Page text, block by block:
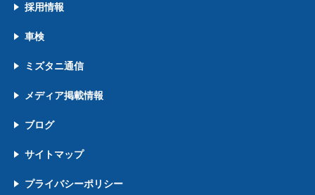
採用情報
車検
ミズタニ通信
メディア掲載情報
ブログ
サイトマップ
プライバシーポリシー